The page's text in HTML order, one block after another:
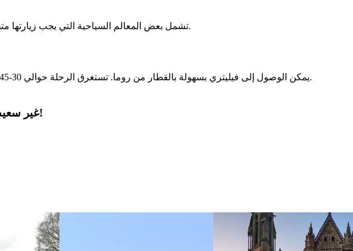
تشمل بعض المعالم السياحية التي يجب زيارتها متحف الآثار المدنية، والمركز التاريخي، وحديقة فيلا جينيتي. يوصى أيضًا بشدة بتذوق النبيذ في مزارع الكروم المحلية.
يمكن الوصول إلى فيليتري بسهولة بالقطار من روما. تستغرق الرحلة حوالي 30-45 دقيقة. يمكنك أيضًا الوصول إلى فيليتري بالسيارة، حيث تقع المدينة على بعد حوالي 40 كيلومترًا جنوب شرق روما.
غير سعيد مع فيليتري؟ دوره مرة أخرى!